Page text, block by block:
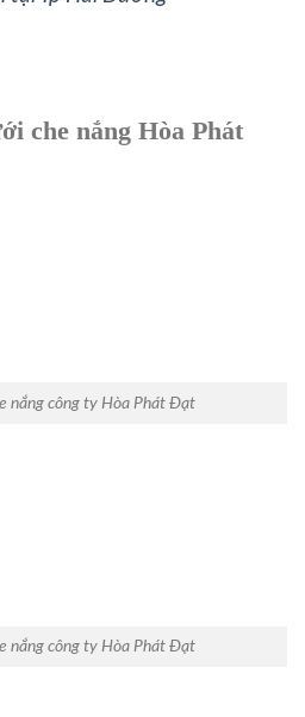
che nắng Hòa Phát
nắng công ty Hòa Phát Đạt
nắng công ty Hòa Phát Đạt